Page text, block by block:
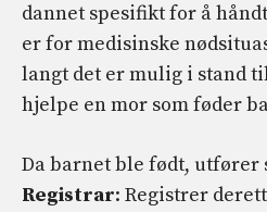
dannet spesifikt for å
er for medisinske
langt det er mulig i stand
hjelpe en mor som føder
Da barnet ble født,
Registrar: Registrer